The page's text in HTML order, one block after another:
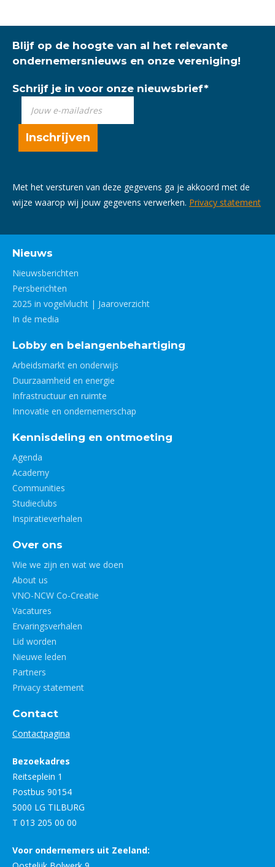
Blijf op de hoogte van al het relevante
ondernemersnieuws en onze vereniging!
Schrijf je in voor onze nieuwsbrief*
Met het versturen van deze gegevens ga je akkoord met de
wijze waarop wij jouw gegevens verwerken. Privacy statement
Nieuws
Nieuwsberichten
Persberichten
2025 in vogelvlucht | Jaaroverzicht
In de media
Lobby en belangenbehartiging
Arbeidsmarkt en onderwijs
Duurzaamheid en energie
Infrastructuur en ruimte
Innovatie en ondernemerschap
Kennisdeling en ontmoeting
Agenda
Academy
Communities
Studieclubs
Inspiratieverhalen
Over ons
Wie we zijn en wat we doen
About us
VNO-NCW Co-Creatie
Vacatures
Ervaringsverhalen
Lid worden
Nieuwe leden
Partners
Privacy statement
Contact
Contactpagina
Bezoekadres
Reitseplein 1
Postbus 90154
5000 LG TILBURG
T 013 205 00 00
Voor ondernemers uit Zeeland: